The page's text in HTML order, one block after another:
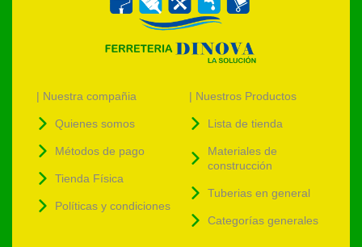
| Nuestra compañia
Quienes somos
Métodos de pago
Tienda Física
Políticas y condiciones
| Nuestros Productos
Lista de tienda
Materiales de
construcción
Tuberias en general
Categorías generales